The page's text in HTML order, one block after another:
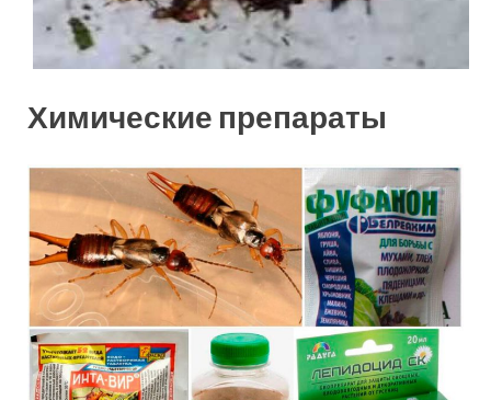
Химические препараты